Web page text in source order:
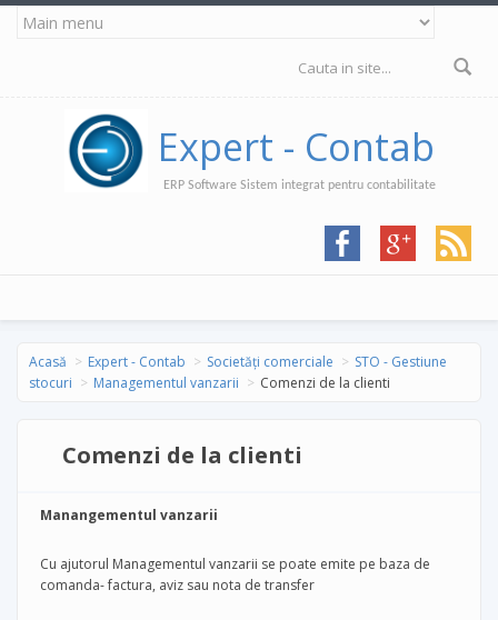
Mergi la conţinutul principal
Formular de
Expert - Contab
ERP Software Sistem integrat pentru contabilitate
Acasă Expert - Contab Societăți comerciale
STO - Gestiune
stocuri
Managementul vanzarii Comenzi de la clienti
Comenzi de la clienti
Manangementul vanzarii
Cu ajutorul Managementul vanzarii se poate emite pe baza de
comanda- factura, aviz sau nota de transfer